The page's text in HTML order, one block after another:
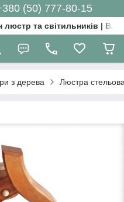
(50) 777-80-15
люстр та світильників |
з дерева Люстра